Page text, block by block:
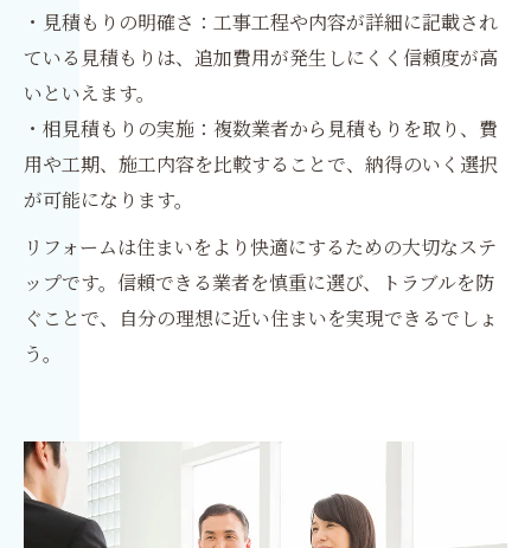
・見積もりの明確さ：工事工程や内容が詳細に記載され
ている見積もりは、追加費用が発生しにくく信頼度が高
いといえます。
・相見積もりの実施：複数業者から見積もりを取り、費
用や工期、施工内容を比較することで、納得のいく選択
が可能になります。
リフォームは住まいをより快適にするための大切なステ
ップです。信頼できる業者を慎重に選び、トラブルを防
ぐことで、自分の理想に近い住まいを実現できるでしょ
う。